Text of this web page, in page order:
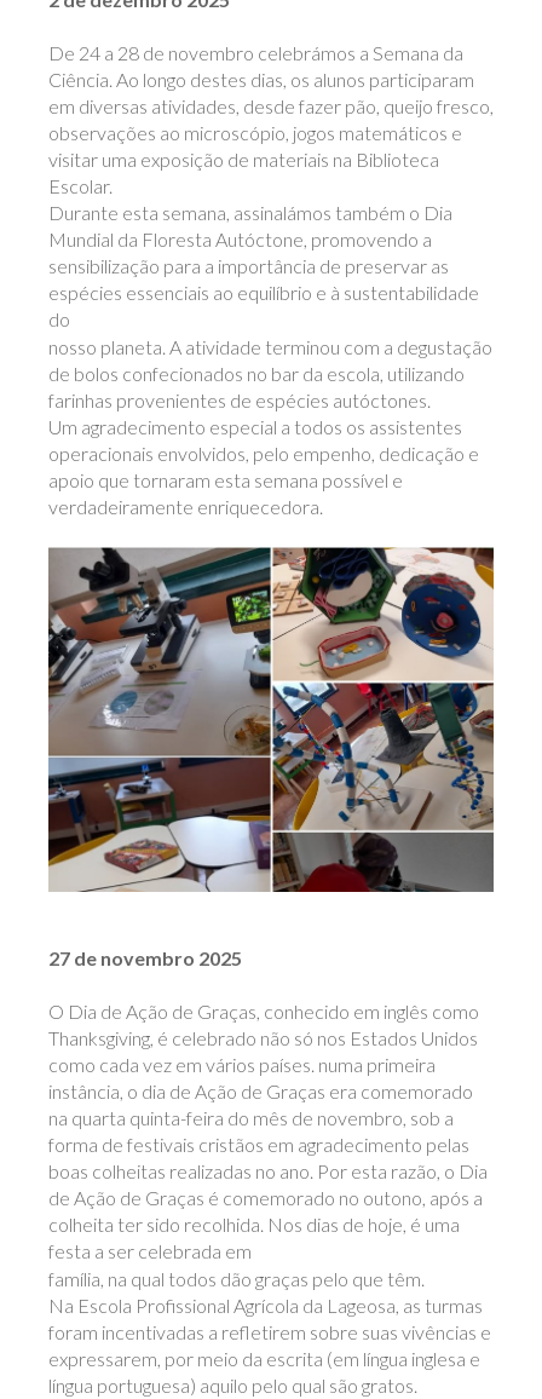
De 24 a 28 de novembro celebrámos a Semana da
Ciência. Ao longo destes dias, os alunos participaram
em diversas atividades, desde fazer pão, queijo fresco,
observações ao microscópio, jogos matemáticos e
visitar uma exposição de materiais na Biblioteca
Escolar.
Durante esta semana, assinalámos também o Dia
Mundial da Floresta Autóctone, promovendo a
sensibilização para a importância de preservar as
espécies essenciais ao equilíbrio e à sustentabilidade
do
nosso planeta. A atividade terminou com a degustação
de bolos confecionados no bar da escola, utilizando
farinhas provenientes de espécies autóctones.
Um agradecimento especial a todos os assistentes
operacionais envolvidos, pelo empenho, dedicação e
apoio que tornaram esta semana possível e
verdadeiramente enriquecedora.
27 de novembro 2025
O Dia de Ação de Graças, conhecido em inglês como
Thanksgiving, é celebrado não só nos Estados Unidos
como cada vez em vários países. numa primeira
instância, o dia de Ação de Graças era comemorado
na quarta quinta-feira do mês de novembro, sob a
forma de festivais cristãos em agradecimento pelas
boas colheitas realizadas no ano. Por esta razão, o Dia
de Ação de Graças é comemorado no outono, após a
colheita ter sido recolhida. Nos dias de hoje, é uma
festa a ser celebrada em
família, na qual todos dão graças pelo que têm.
Na Escola Profissional Agrícola da Lageosa, as turmas
foram incentivadas a refletirem sobre suas vivências e
expressarem, por meio da escrita (em língua inglesa e
língua portuguesa) aquilo pelo qual são gratos.